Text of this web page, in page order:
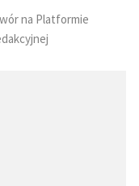
nurtu”.
na Platformie